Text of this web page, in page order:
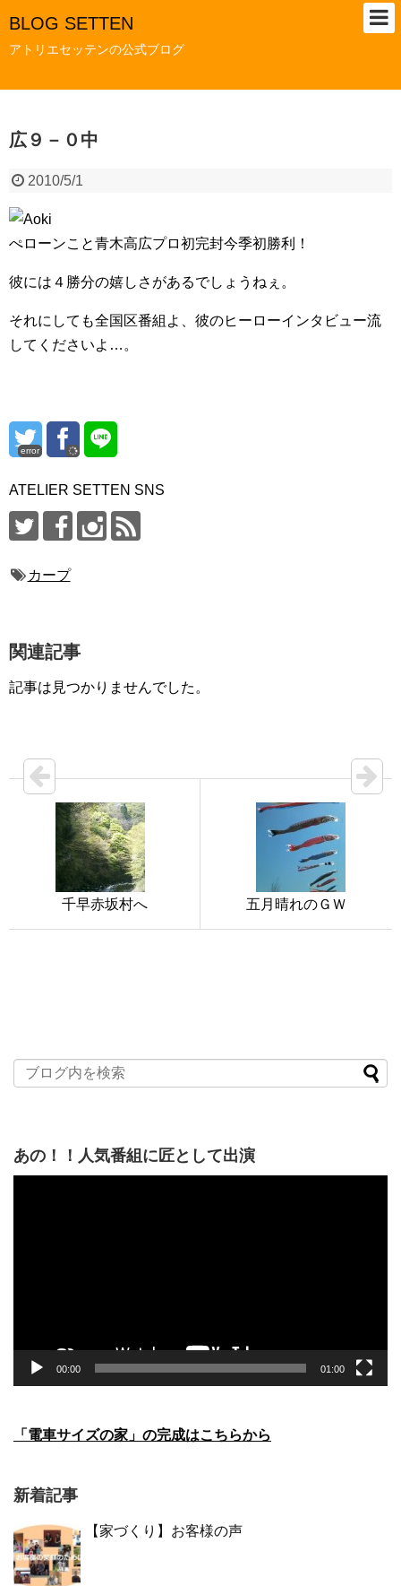
BLOG SETTEN
アトリエセッテンの公式ブログ
広９－０中
2010/5/1
ぺローンこと青木高広プロ初完封今季初勝利！
彼には４勝分の嬉しさがあるでしょうねぇ。
それにしても全国区番組よ、彼のヒーローインタビュー流
してくださいよ…。
error
ATELIER SETTEN SNS
カープ
関連記事
記事は見つかりませんでした。
千早赤坂村へ 五月晴れのＧＷ
あの！！人気番組に匠として出演
00:00 01:00
「電車サイズの家」の完成はこちらから
新着記事
【家づくり】お客様の声